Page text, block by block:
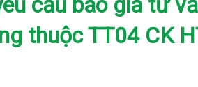
thuộc TT04 CK